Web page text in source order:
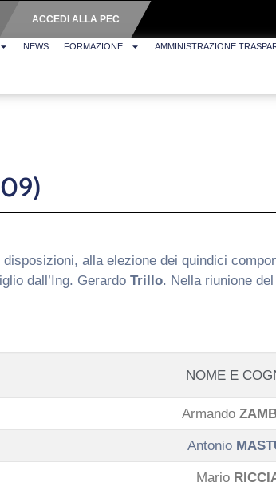
ACCEDI ALLA PEC
NEWS FORMAZIONE AMMINISTRAZIONE
alla elezione dei quindici
dall’Ing. Gerardo Trillo. Nella riunione
NOME E
Armando
Antonio
Mario